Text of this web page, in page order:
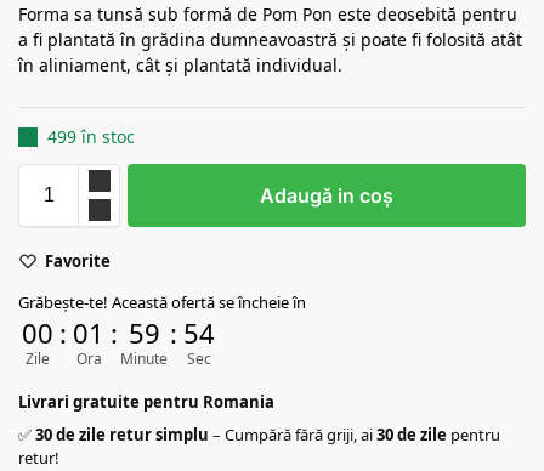
Forma sa tunsă sub formă de Pom Pon este deosebită pentru
a fi plantată în grădina dumneavoastră și poate fi folosită atât
în aliniament, cât și plantată individual.
499 în stoc
Adaugă in coş
Favorite
Grăbește-te! Această ofertă se încheie în
00
Zile
: 01
Ora
: 59
Minute
: 53
Sec
Livrari gratuite pentru Romania
✅30 de zile retur simplu – Cumpără fără griji, ai30 de zile pentru
retur!